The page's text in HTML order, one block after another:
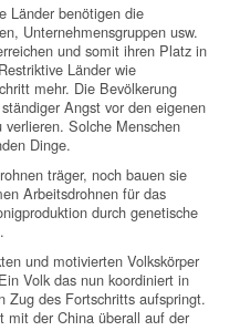
Länder benötigen die
Unternehmensgruppen usw.
und somit ihren Platz in
Länder wie
mehr. Die Bevölkerung
Angst vor den eigenen
Solche Menschen
Dinge.
träger, noch bauen sie
Arbeitsdrohnen für das
durch genetische
und motivierten Volkskörper
Volk das nun koordiniert in
Zug des Fortschritts aufspringt.
mit der China überall auf der